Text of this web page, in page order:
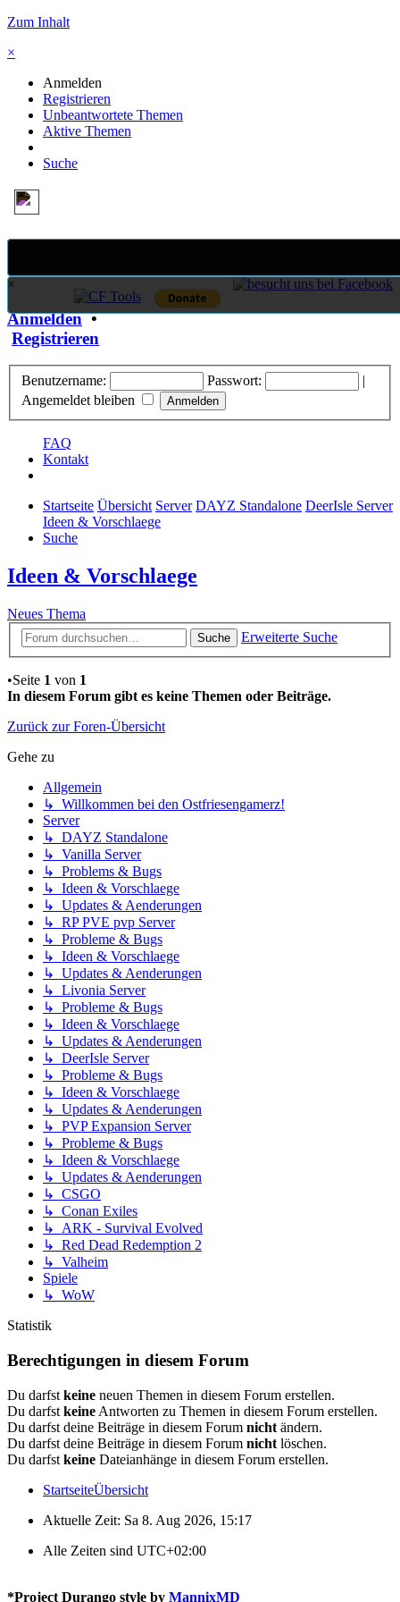
Zum Inhalt
×
Anmelden
Registrieren
Unbeantwortete Themen
Aktive Themen
Suche
×
Anmelden•
Registrieren
Benutzername: Passwort:
|
Angemeldet bleiben
FAQ
Kontakt
Startseite Übersicht Server DAYZ Standalone DeerIsle Server
Ideen & Vorschlaege
Suche
Ideen & Vorschlaege
Neues Thema
Suche Erweiterte Suche
•Seite 1 von 1
In diesem Forum gibt es keine Themen oder Beiträge.
Zurück zur Foren-Übersicht
Gehe zu
Allgemein
↳ Willkommen bei den Ostfriesengamerz!
Server
↳ DAYZ Standalone
↳ Vanilla Server
↳ Problems & Bugs
↳ Ideen & Vorschlaege
↳ Updates & Aenderungen
↳ RP PVE pvp Server
↳ Probleme & Bugs
↳ Ideen & Vorschlaege
↳ Updates & Aenderungen
↳ Livonia Server
↳ Probleme & Bugs
↳ Ideen & Vorschlaege
↳ Updates & Aenderungen
↳ DeerIsle Server
↳ Probleme & Bugs
↳ Ideen & Vorschlaege
↳ Updates & Aenderungen
↳ PVP Expansion Server
↳ Probleme & Bugs
↳ Ideen & Vorschlaege
↳ Updates & Aenderungen
↳ CSGO
↳ Conan Exiles
↳ ARK - Survival Evolved
↳ Red Dead Redemption 2
↳ Valheim
Spiele
↳ WoW
Statistik
Berechtigungen in diesem Forum
Du darfst keine neuen Themen in diesem Forum erstellen.
Du darfst keine Antworten zu Themen in diesem Forum erstellen.
Du darfst deine Beiträge in diesem Forum nicht ändern.
Du darfst deine Beiträge in diesem Forum nicht löschen.
Du darfst keine Dateianhänge in diesem Forum erstellen.
StartseiteÜbersicht
Aktuelle Zeit: Sa 8. Aug 2026, 15:17
Alle Zeiten sind UTC+02:00
*Project Durango style by MannixMD